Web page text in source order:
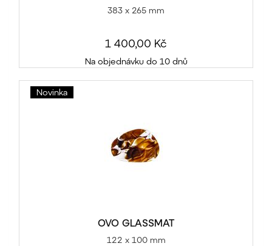
383 x 265 mm
1 400,00 Kč
Na objednávku do 10 dnů
Novinka
OVO GLASSMAT
122 x 100 mm